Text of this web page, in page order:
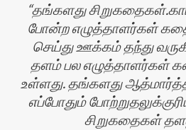
தங்களது
போன்ற எழுத்தாளர்கள்
செய்து ஊக்கம் தந்து
தளம் பல எழுத்தாளர்கள்
உள்ளது. தங்களது
எப்போதும்
சிறுகதைகள்